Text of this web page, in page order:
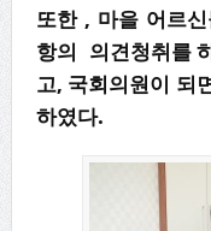
또한 , 마을 어르
항의 의견청취를
고, 국회의원이 되
하였다.